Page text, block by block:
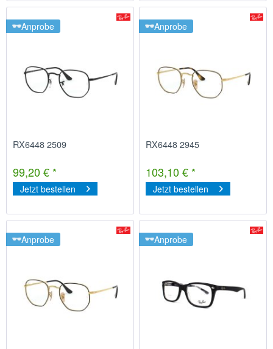
Anprobe
RX6448 2509
99,20 € *
Jetzt bestellen
Anprobe
RX6448 2945
103,10 € *
Jetzt bestellen
Anprobe Anprobe